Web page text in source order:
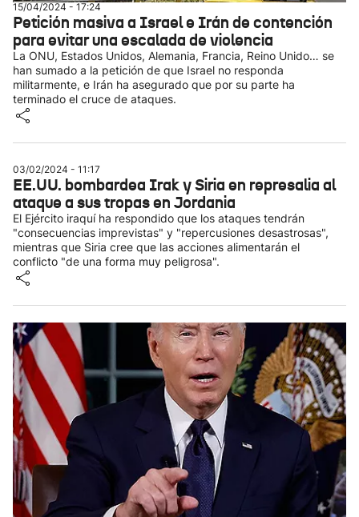
15/04/2024 - 17:24
Petición masiva a Israel e Irán de contención
para evitar una escalada de violencia
La ONU, Estados Unidos, Alemania, Francia, Reino Unido… se
han sumado a la petición de que Israel no responda
militarmente, e Irán ha asegurado que por su parte ha
terminado el cruce de ataques.
03/02/2024 - 11:17
EE.UU. bombardea Irak y Siria en represalia al
ataque a sus tropas en Jordania
El Ejército iraquí ha respondido que los ataques tendrán
"consecuencias imprevistas" y "repercusiones desastrosas",
mientras que Siria cree que las acciones alimentarán el
conflicto "de una forma muy peligrosa".